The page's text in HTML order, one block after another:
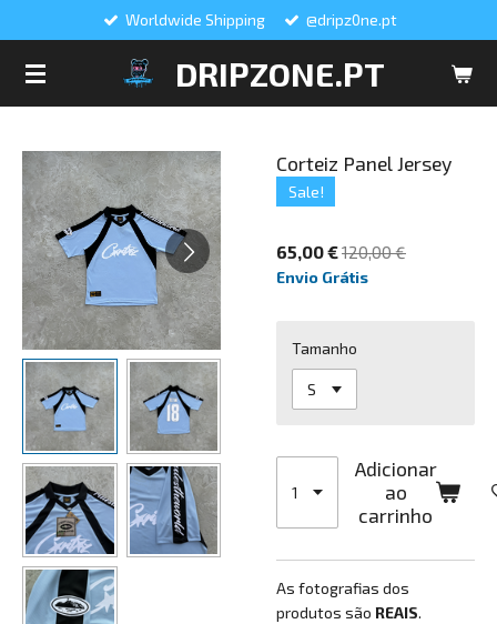
DRIPZONE.PT
Worldwide Shipping @dripz0ne.pt
Corteiz Panel Jersey
Sale!
65,00 €120,00 €
Envio Grátis
Tamanho
Adicionar
ao
carrinho
As fotografias dos
produtos são REAIS.